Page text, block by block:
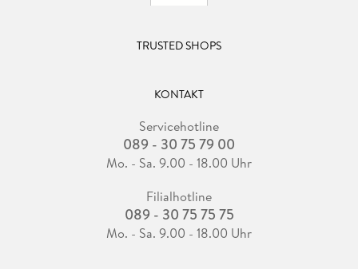
TRUSTED SHOPS
KONTAKT
Servicehotline
089 - 30 75 79 00
Mo. - Sa. 9.00 - 18.00 Uhr
Filialhotline
089 - 30 75 75 75
Mo. - Sa. 9.00 - 18.00 Uhr